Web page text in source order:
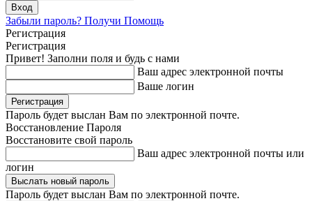
Забыли пароль? Получи Помощь
Регистрация
Регистрация
Привет! Заполни поля и будь с нами
Ваш адрес электронной почты
Ваше логин
Пароль будет выслан Вам по электронной почте.
Восстановление Пароля
Восстановите свой пароль
Ваш адрес электронной почты или
логин
Пароль будет выслан Вам по электронной почте.